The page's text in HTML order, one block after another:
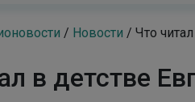
/ Новости / Что
в детстве